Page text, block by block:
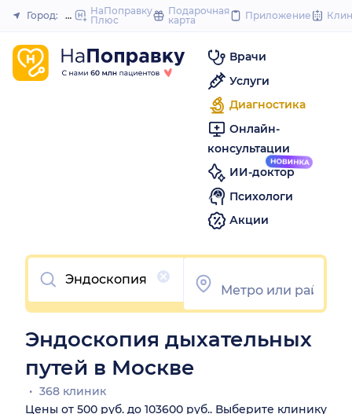
Закрыть
Город: МоскваНаПоправку
Плюс
Подарочная
карта
Приложение
Врачи
Услуги
Диагностика
Онлайн-
консультации
ИИ-доктор
Психологи
Акции
Очистить
Эндоскопия дыхательных
путей в Москве
368 клиник
Цены от 500 руб. до 103600 руб.. Выберите клинику